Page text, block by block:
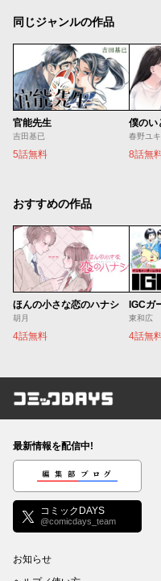
同じジャンルの作品
官能先生
吉田基已
5話無料
僕のい
春野ユキ
8話無
おすすめの作品
ほんの小さな恋のハナシ
胡月
4話無料
IGCガ
東和広
4話無
コミック
最新情報を配信中!
編集部ブログ
コミックDAYS
@comicdays_team
お知らせ